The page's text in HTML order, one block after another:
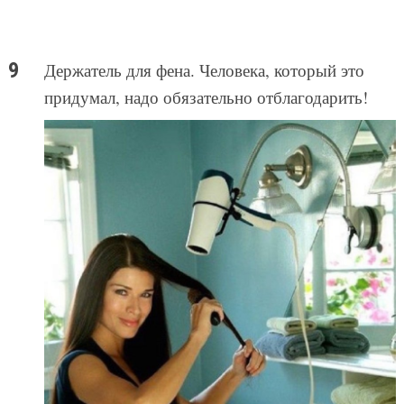
Держатель для фена. Человека, который это
придумал, надо обязательно отблагодарить!